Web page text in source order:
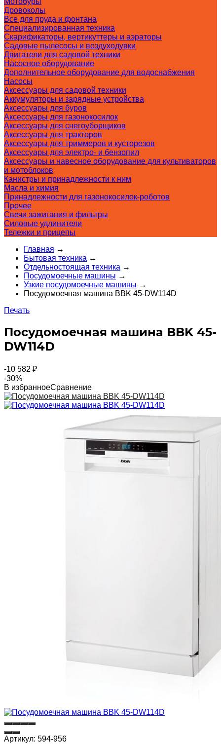
Дровоколы
Все для пруда и фонтана
Специализированная техника
Скарификаторы, вертикуттеры и аэраторы
Садовые пылесосы и воздуходувки
Двигатели для садовой техники
Насосное оборудование
Дополнительное оборудование для водоснабжения
Насосы
Аксессуары для садовой техники
Аккумуляторы и зарядные устройства
Аксессуары для буров
Аксессуары для газонокосилок
Аксессуары для снегоуборщиков
Аксессуары для тракторов
Аксессуары для триммеров и кусторезов
Аксессуары для электро- и бензопил
Аксессуары и навесное оборудование для культиваторов
и мотоблоков
Канистры и принадлежности к ним
Масла и химия
Принадлежности для газонокосилок-роботов
Прочее
Свечи зажигания и фильтры
Силовые удлинители
Тележки и прицепы
Главная →
Бытовая техника →
Отдельностоящая техника →
Посудомоечные машины →
Узкие посудомоечные машины →
Посудомоечная машина BBK 45-DW114D
Печать
Посудомоечная машина BBK 45-
DW114D
-10 582 ₽
-30%
В избранноеСравнение
Артикул: 594-956